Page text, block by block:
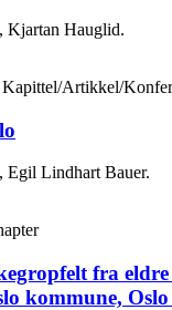
Kjartan Hauglid.
Artikkel/
Egil Lindhart Bauer.
fra
kommune,